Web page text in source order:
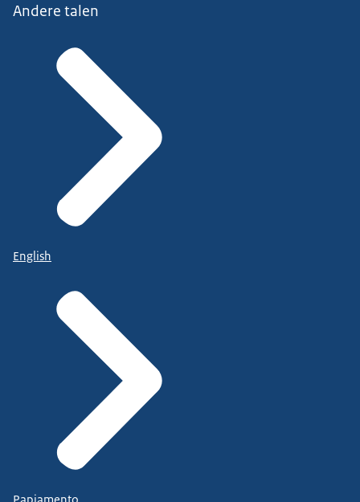
Andere talen
English